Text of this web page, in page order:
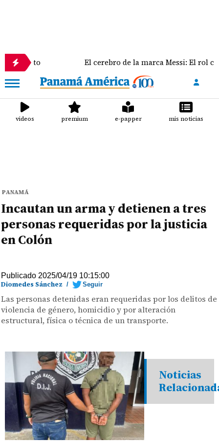
El cerebro de la marca Messi: El rol clave de
videos premium e-papper mis noticias
PANAMÁ
Incautan un arma y detienen a tres
personas requeridas por la justicia
en Colón
Publicado 2025/04/19 10:15:00
Diomedes Sánchez / Seguir
Las personas detenidas eran requeridas por los delitos de
violencia de género, homicidio y por alteración
estructural, física o técnica de un transporte.
Noticias